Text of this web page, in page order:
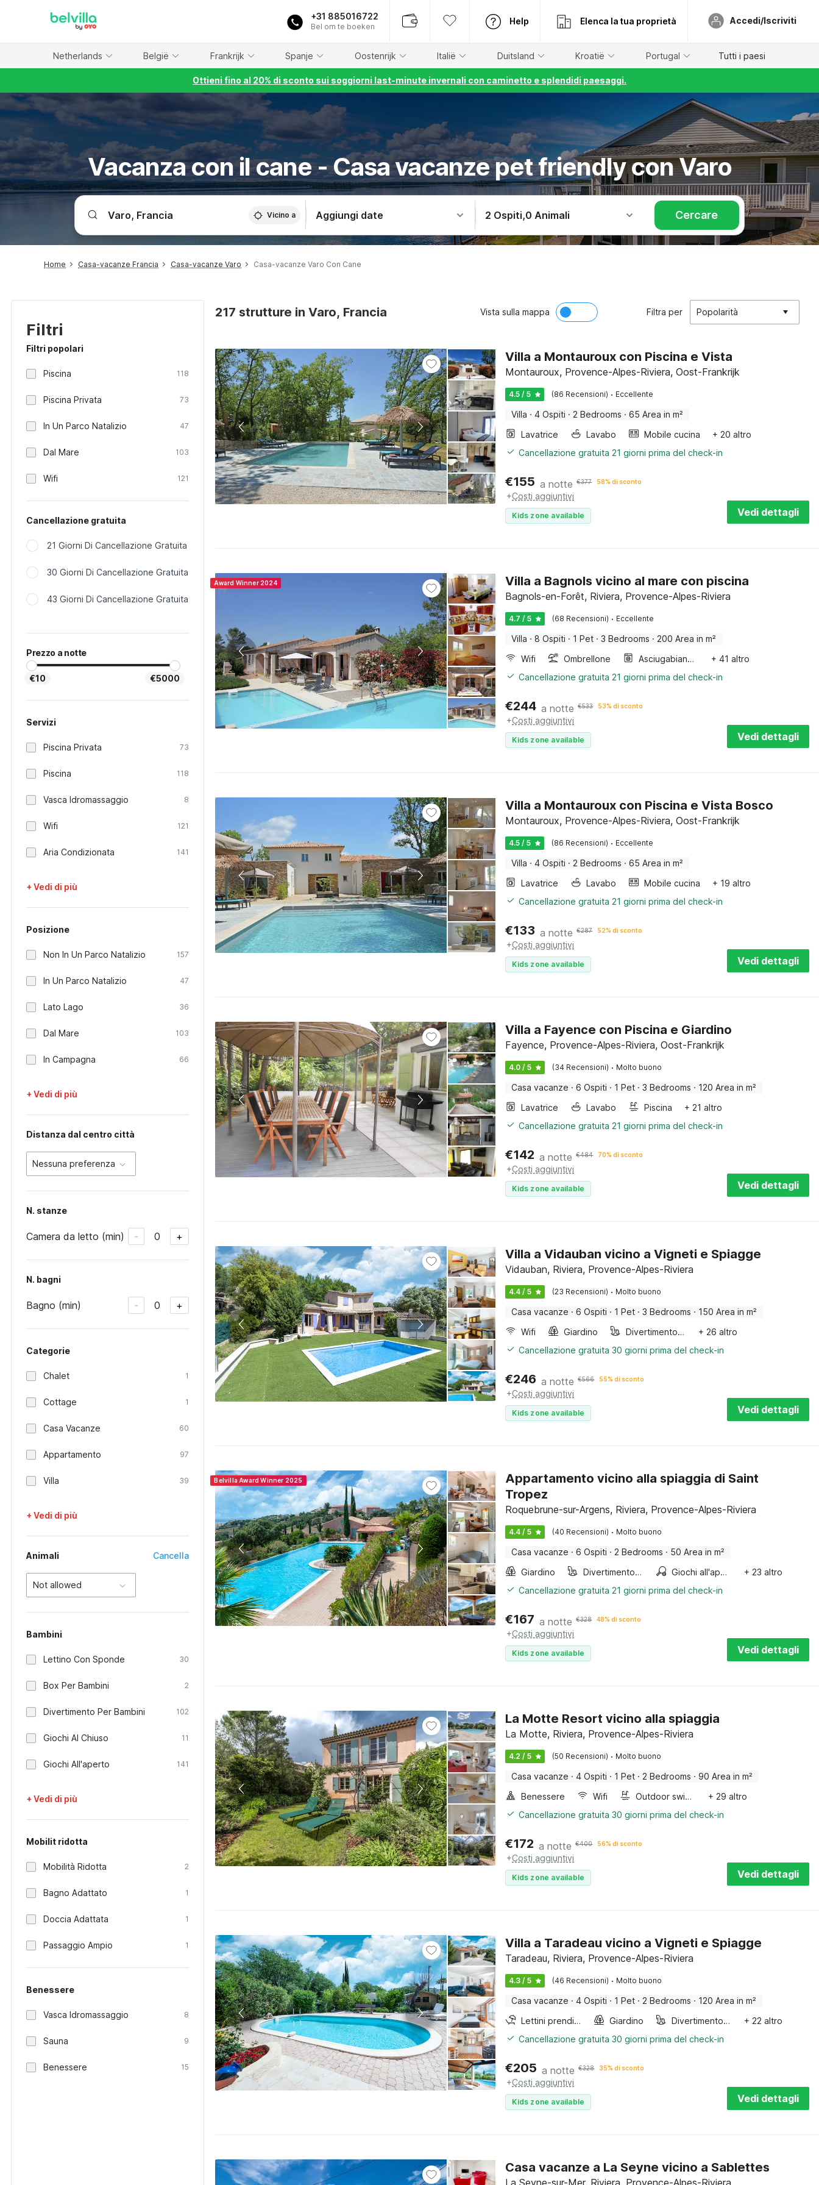
+31 885016722
Bel om te boeken
Help Elenca la tua proprietà Accedi/Iscriviti
Netherlands België Frankrijk Spanje Oostenrijk Italië Duitsland Kroatië Portugal Tutti i paesi
Ottieni fino al 20% di sconto sui soggiorni last-minute invernali con caminetto e splendidi paesaggi.
Vacanza con il cane - Casa vacanze pet friendly con Varo
Vicino a Aggiungi date 2 Ospiti,0 Animali Cercare
Home Casa-vacanze Francia Casa-vacanze Varo Casa-vacanze Varo Con Cane
Filtri
Filtri popolari
Piscina 118
Piscina Privata 73
In Un Parco Natalizio 47
Dal Mare 103
Wifi 121
Cancellazione gratuita
21 Giorni Di Cancellazione Gratuita
30 Giorni Di Cancellazione Gratuita
43 Giorni Di Cancellazione Gratuita
Prezzo a notte
€10 €5000
Servizi
Piscina Privata 73
Piscina 118
Vasca Idromassaggio 8
Wifi 121
Aria Condizionata 141
+ Vedi di più
Posizione
Non In Un Parco Natalizio 157
In Un Parco Natalizio 47
Lato Lago 36
Dal Mare 103
In Campagna 66
+ Vedi di più
Distanza dal centro città
Nessuna preferenza
N. stanze
Camera da letto (min) - 0 +
N. bagni
Bagno (min) - 0 +
Categorie
Chalet 1
Cottage 1
Casa Vacanze 60
Appartamento 97
Villa 39
+ Vedi di più
Animali Cancella
Not allowed
Bambini
Lettino Con Sponde 30
Box Per Bambini 2
Divertimento Per Bambini 102
Giochi Al Chiuso 11
Giochi All'aperto 141
+ Vedi di più
Mobilit ridotta
Mobilità Ridotta 2
Bagno Adattato 1
Doccia Adattata 1
Passaggio Ampio 1
Benessere
Vasca Idromassaggio 8
Sauna 9
Benessere 15
217 strutture in Varo, Francia Vista sulla mappa Filtra per Popolarità
Villa a Montauroux con Piscina e Vista
Montauroux, Provence-Alpes-Riviera, Oost-Frankrijk
4.5 / 5 (86 Recensioni) · Eccellente
Villa · 4 Ospiti · 2 Bedrooms · 65 Area in m²
Lavatrice
Lavabo Mobile cucina
+ 20 altro
Cancellazione gratuita 21 giorni prima del check-in
€155 a notte €377 58% di sconto
+Costi aggiuntivi
Kids zone available Vedi dettagli
Award Winner 2024 Villa a Bagnols vicino al mare con piscina
Bagnols-en-Forêt, Riviera, Provence-Alpes-Riviera
4.7 / 5 (68 Recensioni) · Eccellente
Villa · 8 Ospiti · 1 Pet · 3 Bedrooms · 200 Area in m²
Wifi
Ombrellone Asciugabiancheria
+ 41 altro
Cancellazione gratuita 21 giorni prima del check-in
€244 a notte €533 53% di sconto
+Costi aggiuntivi
Kids zone available Vedi dettagli
Villa a Montauroux con Piscina e Vista Bosco
Montauroux, Provence-Alpes-Riviera, Oost-Frankrijk
4.5 / 5 (86 Recensioni) · Eccellente
Villa · 4 Ospiti · 2 Bedrooms · 65 Area in m²
Lavatrice
Lavabo Mobile cucina
+ 19 altro
Cancellazione gratuita 21 giorni prima del check-in
€133 a notte €287 52% di sconto
+Costi aggiuntivi
Kids zone available Vedi dettagli
Villa a Fayence con Piscina e Giardino
Fayence, Provence-Alpes-Riviera, Oost-Frankrijk
4.0 / 5 (34 Recensioni) · Molto buono
Casa vacanze · 6 Ospiti · 1 Pet · 3 Bedrooms · 120 Area in m²
Lavatrice
Lavabo Piscina
+ 21 altro
Cancellazione gratuita 21 giorni prima del check-in
€142 a notte €484 70% di sconto
+Costi aggiuntivi
Kids zone available Vedi dettagli
Villa a Vidauban vicino a Vigneti e Spiagge
Vidauban, Riviera, Provence-Alpes-Riviera
4.4 / 5 (23 Recensioni) · Molto buono
Casa vacanze · 6 Ospiti · 1 Pet · 3 Bedrooms · 150 Area in m²
Wifi
Giardino Divertimento per bambini
+ 26 altro
Cancellazione gratuita 30 giorni prima del check-in
€246 a notte €566 55% di sconto
+Costi aggiuntivi
Kids zone available Vedi dettagli
Belvilla Award Winner 2025
Appartamento vicino alla spiaggia di Saint
Tropez
Roquebrune-sur-Argens, Riviera, Provence-Alpes-Riviera
4.4 / 5 (40 Recensioni) · Molto buono
Casa vacanze · 6 Ospiti · 2 Bedrooms · 50 Area in m²
Giardino
Divertimento per bambini Giochi all'aperto
+ 23 altro
Cancellazione gratuita 21 giorni prima del check-in
€167 a notte €328 48% di sconto
+Costi aggiuntivi
Kids zone available Vedi dettagli
La Motte Resort vicino alla spiaggia
La Motte, Riviera, Provence-Alpes-Riviera
4.2 / 5 (50 Recensioni) · Molto buono
Casa vacanze · 4 Ospiti · 1 Pet · 2 Bedrooms · 90 Area in m²
Benessere
Wifi Outdoor swimming pool
+ 29 altro
Cancellazione gratuita 30 giorni prima del check-in
€172 a notte €400 56% di sconto
+Costi aggiuntivi
Kids zone available Vedi dettagli
Villa a Taradeau vicino a Vigneti e Spiagge
Taradeau, Riviera, Provence-Alpes-Riviera
4.3 / 5 (46 Recensioni) · Molto buono
Casa vacanze · 4 Ospiti · 1 Pet · 2 Bedrooms · 120 Area in m²
Lettini prendisole
Giardino Divertimento per bambini
+ 22 altro
Cancellazione gratuita 30 giorni prima del check-in
€205 a notte €328 35% di sconto
+Costi aggiuntivi
Kids zone available Vedi dettagli
Casa vacanze a La Seyne vicino a Sablettes
La Seyne-sur-Mer, Riviera, Provence-Alpes-Riviera